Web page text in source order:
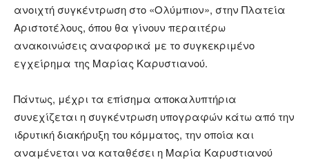
ανοιχτή συγκέντρωση στο «Ολύμπιον», στην Πλατεία
Αριστοτέλους, όπου θα γίνουν περαιτέρω
ανακοινώσεις αναφορικά με το συγκεκριμένο
εγχείρημα της Μαρίας Καρυστιανού.
Πάντως, μέχρι τα επίσημα αποκαλυπτήρια
συνεχίζεται η συγκέντρωση υπογραφών κάτω από την
ιδρυτική διακήρυξη του κόμματος, την οποία και
αναμένεται να καταθέσει η Μαρία Καρυστιανού